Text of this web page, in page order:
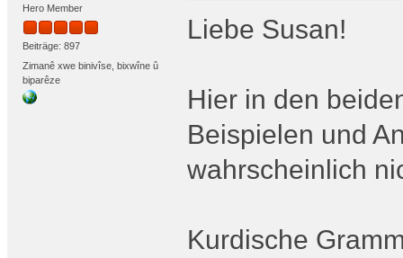
Hero Member
Beiträge: 897
Zimanê xwe binivîse, bixwîne û
biparêze
Liebe Susan!
Hier in den
Beispielen und
wahrscheinlich
Kurdische